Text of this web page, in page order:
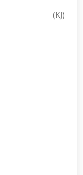
(KJ)